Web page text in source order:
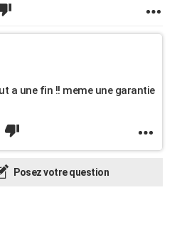
a une fin !! meme une garantie
Posez votre question